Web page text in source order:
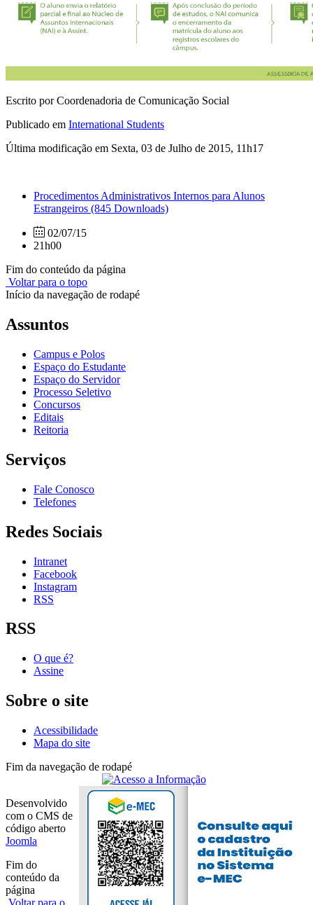
Escrito por Coordenadoria de Comunicação Social
Publicado em International Students
Última modificação em Sexta, 03 de Julho de 2015, 11h17
Procedimentos Administrativos Internos para Alunos
Estrangeiros (845 Downloads)
02/07/15
21h00
Fim do conteúdo da página
Voltar para o topo
Início da navegação de rodapé
Assuntos
Campus e Polos
Espaço do Estudante
Espaço do Servidor
Processo Seletivo
Concursos
Editais
Reitoria
Serviços
Fale Conosco
Telefones
Redes Sociais
Intranet
Facebook
Instagram
RSS
RSS
O que é?
Assine
Sobre o site
Acessibilidade
Mapa do site
Fim da navegação de rodapé
Desenvolvido
com o CMS de
código aberto
Joomla
Fim do
conteúdo da
página